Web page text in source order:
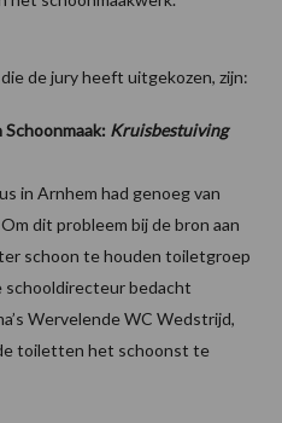
de jury heeft uitgekozen, zijn:
Kruisbestuiving
in Arnhem had genoeg van
dit probleem bij de bron aan
schoon te houden toiletgroep
schooldirecteur bedacht
Wervelende WC Wedstrijd,
toiletten het schoonst te